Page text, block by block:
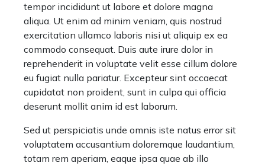
tempor incididunt ut labore et dolore magna
aliqua. Ut enim ad minim veniam, quis nostrud
exercitation ullamco laboris nisi ut aliquip ex ea
commodo consequat. Duis aute irure dolor in
reprehenderit in voluptate velit esse cillum dolore
eu fugiat nulla pariatur. Excepteur sint occaecat
cupidatat non proident, sunt in culpa qui officia
deserunt mollit anim id est laborum.
Sed ut perspiciatis unde omnis iste natus error sit
voluptatem accusantium doloremque laudantium,
totam rem aperiam, eaque ipsa quae ab illo